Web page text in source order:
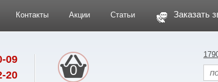
Контакты Акции Статьи Заказать
09
20 0